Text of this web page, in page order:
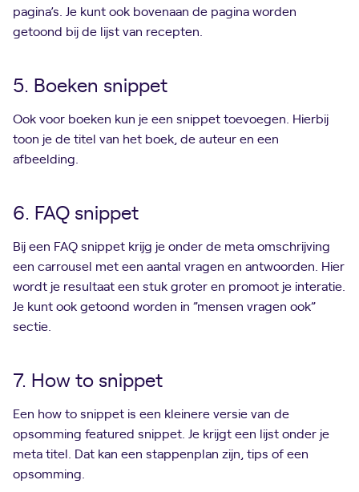
pagina’s. Je kunt ook bovenaan de pagina worden
getoond bij de lijst van recepten.
5. Boeken snippet
Ook voor boeken kun je een snippet toevoegen. Hierbij
toon je de titel van het boek, de auteur en een
afbeelding.
6. FAQ snippet
Bij een FAQ snippet krijg je onder de meta omschrijving
een carrousel met een aantal vragen en antwoorden. Hier
wordt je resultaat een stuk groter en promoot je interatie.
Je kunt ook getoond worden in ”mensen vragen ook”
sectie.
7. How to snippet
Een how to snippet is een kleinere versie van de
opsomming featured snippet. Je krijgt een lijst onder je
meta titel. Dat kan een stappenplan zijn, tips of een
opsomming.